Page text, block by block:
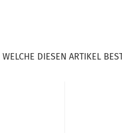
DIESEN ARTIKEL